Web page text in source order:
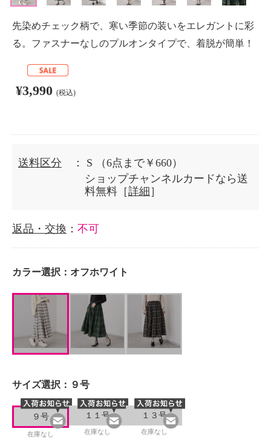
先染めチェック柄で、寒い季節の装いをエレガントに彩
る。ファスナーなしのプルオンタイプで、着脱が簡単！
¥3,990 (税込)
送料区分 ： S
（6点まで￥660）
ショップチャンネルカードなら送
料無料［詳細 ］
返品・交換 ： 不可
カラー選択： オフホワイト
サイズ選択： ９号
９号
在庫なし
１１号
在庫なし
１３号
在庫なし